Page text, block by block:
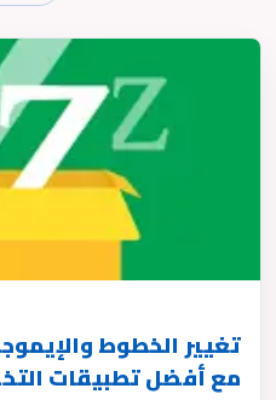
تغيير الخطوط
مع أفضل تطبيقات